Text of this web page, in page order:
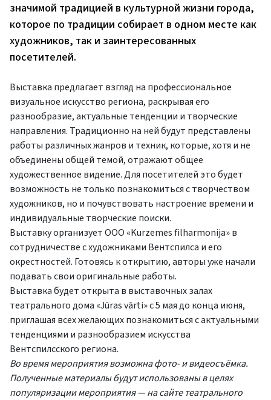
значимой традицией в культурной жизни города,
которое по традиции собирает в одном месте как
художников, так и заинтересованных
посетителей.
Выставка предлагает взгляд на профессиональное
визуальное искусство региона, раскрывая его
разнообразие, актуальные тенденции и творческие
направления. Традиционно на ней будут представлены
работы различных жанров и техник, которые, хотя и не
объединены общей темой, отражают общее
художественное видение. Для посетителей это будет
возможность не только познакомиться с творчеством
художников, но и почувствовать настроение времени и
индивидуальные творческие поиски.
Выставку организует ООО «Kurzemes filharmonija» в
сотрудничестве с художниками Вентспилса и его
окрестностей. Готовясь к открытию, авторы уже начали
подавать свои оригинальные работы.
Выставка будет открыта в выставочных залах
театрального дома «Jūras vārti» с 5 мая до конца июня,
приглашая всех желающих познакомиться с актуальными
тенденциями и разнообразием искусства
Вентспилсского региона.
Во время мероприятия возможна фото- и видеосъёмка.
Полученные материалы будут использованы в целях
популяризации мероприятия — на сайте театрального